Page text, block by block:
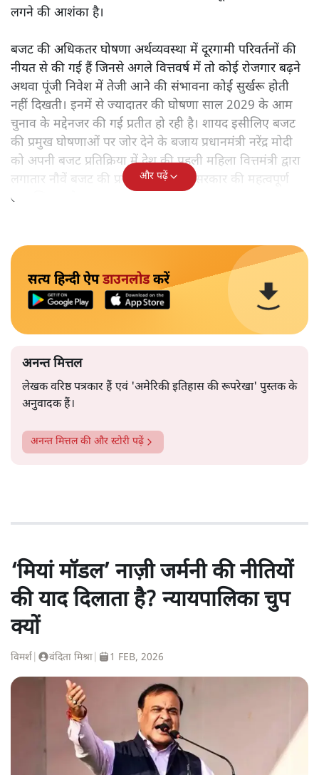
लगने की आशंका है।
बजट की अधिकतर घोषणा अर्थव्यवस्था में दूरगामी परिवर्तनों की
नीयत से की गई हैं जिनसे अगले वित्तवर्ष में तो कोई रोजगार बढ़ने
अथवा पूंजी निवेश में तेजी आने की संभावना कोई सुर्खरू होती
नहीं दिखती। इनमें से ज्यादातर की घोषणा साल 2029 के आम
चुनाव के मद्देनजर की गई प्रतीत हो रही है। शायद इसीलिए बजट
की प्रमुख घोषणाओं पर जोर देने के बजाय प्रधानमंत्री नरेंद्र मोदी
को अपनी बजट प्रतिक्रिया में देश की पहली महिला वित्तमंत्री द्वारा
लगातार नौवें बजट की प्रस्तुति को अपनी सरकार की महत्वपूर्ण
उपलब्धि बताने पर मजबूर होना पड़ा।
और पढ़ें
सत्य हिन्दी ऐपडाउनलोडकरें
अनन्त मित्तल
लेखक वरिष्ठ पत्रकार हैं एवं 'अमेरिकी इतिहास की रूपरेखा' पुस्तक के
अनुवादक हैं।
अनन्त मित्तलकी और स्टोरी पढ़ें
‘मियां मॉडल’ नाज़ी जर्मनी की नीतियों
की याद दिलाता है? न्यायपालिका चुप
क्यों
विमर्श वंदिता मिश्रा 1 FEB, 2026